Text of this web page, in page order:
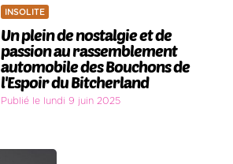
INSOLITE
Un plein de nostalgie et de
passion au rassemblement
automobile des Bouchons de
l'Espoir du Bitcherland
Publié le lundi 9 juin 2025